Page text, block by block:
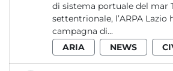
di sistema portuale del mar
settentrionale, l’ARPA Lazio
campagna di...
ARIA
NEWS